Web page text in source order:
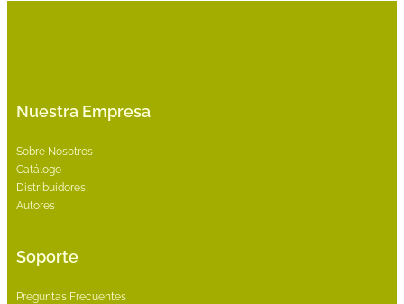
Nuestra Empresa
Sobre Nosotros
Catálogo
Distribuidores
Autores
Soporte
Preguntas Frecuentes